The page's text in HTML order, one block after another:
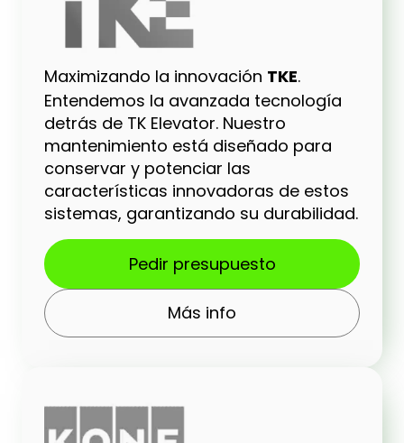
Maximizando la innovación TKE.
Entendemos la avanzada tecnología
detrás de TK Elevator. Nuestro
mantenimiento está diseñado para
conservar y potenciar las
características innovadoras de estos
sistemas, garantizando su durabilidad.
Pedir presupuesto
Más info